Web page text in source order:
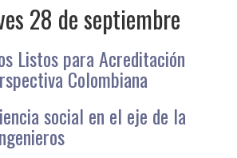
28 de septiembre
Listos para Acreditación
Colombiana
social en el eje de la